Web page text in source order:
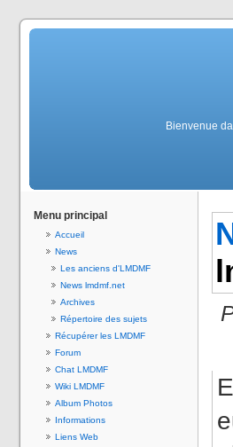
Bienvenue
Menu principal
Accueil
News
Les anciens d'LMDMF
News lmdmf.net
Archives
Répertoire des sujets
Récupérer les LMDMF
Forum
Chat LMDMF
Wiki LMDMF
Album Photos
Informations
Liens Web